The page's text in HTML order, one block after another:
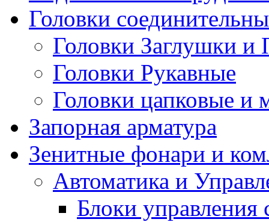
Головки
Головки Заглушки и
Головки Рукавные
Головки цапковые и
Запорная арматура
Зенитные фонари и
Автоматика и
Блоки